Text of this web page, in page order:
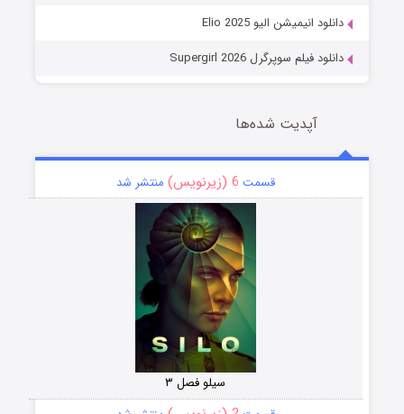
دانلود انیمیشن الیو Elio 2025
دانلود فیلم سوپرگرل Supergirl 2026
آپدیت شده‌ها
قسمت 6 (زیرنویس) منتشر شد
سیلو فصل ۳